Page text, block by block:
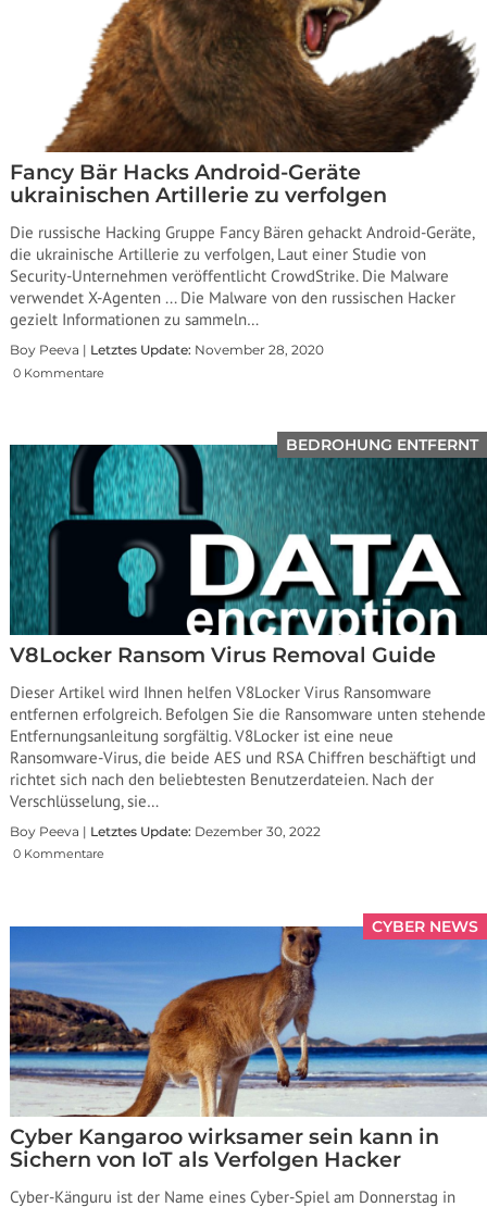
Fancy Bär Hacks Android-Geräte
ukrainischen Artillerie zu verfolgen
Die russische Hacking Gruppe Fancy Bären gehackt Android-Geräte,
die ukrainische Artillerie zu verfolgen, Laut einer Studie von
Security-Unternehmen veröffentlicht CrowdStrike. Die Malware
verwendet X-Agenten ... Die Malware von den russischen Hacker
gezielt Informationen zu sammeln…
Boy Peeva | Letztes Update: November 28, 2020
0 Kommentare
BEDROHUNG ENTFERNT
V8Locker Ransom Virus Removal Guide
Dieser Artikel wird Ihnen helfen V8Locker Virus Ransomware
entfernen erfolgreich. Befolgen Sie die Ransomware unten stehende
Entfernungsanleitung sorgfältig. V8Locker ist eine neue
Ransomware-Virus, die beide AES und RSA Chiffren beschäftigt und
richtet sich nach den beliebtesten Benutzerdateien. Nach der
Verschlüsselung, sie…
Boy Peeva | Letztes Update: Dezember 30, 2022
0 Kommentare
CYBER NEWS
Cyber ​​Kangaroo wirksamer sein kann in
Sichern von IoT als Verfolgen Hacker
Cyber-Känguru ist der Name eines Cyber-Spiel am Donnerstag in